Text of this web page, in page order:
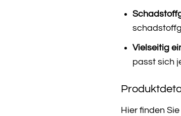
Vielseitig
passt sich
Hier finden